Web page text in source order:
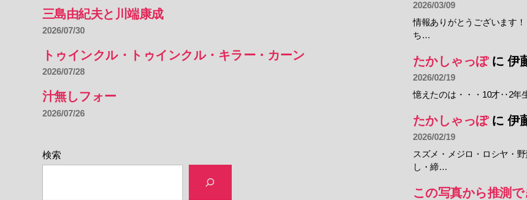
三島由紀夫と川端康成
2026/07/30
トゥインクル・トゥインクル・キラー・カーン
2026/07/28
汁無しフォー
2026/07/26
検索
2026/03/09
情報ありがとうございます
ち…
たかしゃっぽに伊
2026/02/19
憶えたのは・・・10才‥2年
たかしゃっぽに伊
2026/02/19
スズメ・メジロ・ロシヤ・
し・締…
この写真から推測